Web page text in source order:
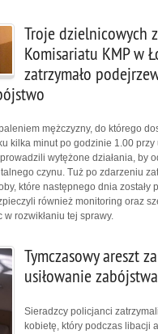
Troje dzielnicowych
Komisariatu KMP w
zatrzymało
mężczyzny, do którego
kilka minut po godzinie 1.00 przy
wytężone działania, by
czynu. Tuż po zdarzeniu
które następnego dnia zostały
również monitoring oraz
rozwikłaniu tej sprawy.
Tymczasowy areszt za
usiłowanie zabójstwa
Sieradzcy policjanci
kobietę, który podczas libacji